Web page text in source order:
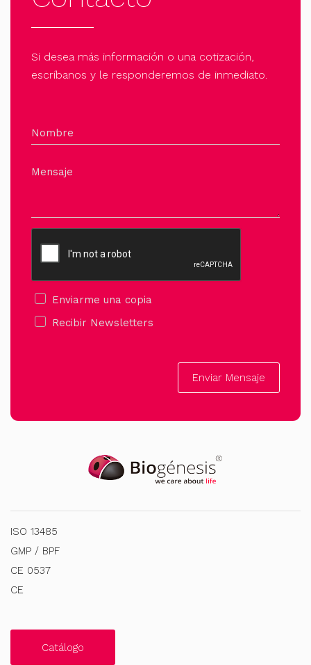
la
página
de
producto
Si desea más información o una cotización,
escríbanos y le responderemos de inmediato.
Nombre
Mensaje
Enviarme una copia
Recibir Newsletters
Enviar Mensaje
ISO 13485
GMP / BPF
CE 0537
CE
Catálogo